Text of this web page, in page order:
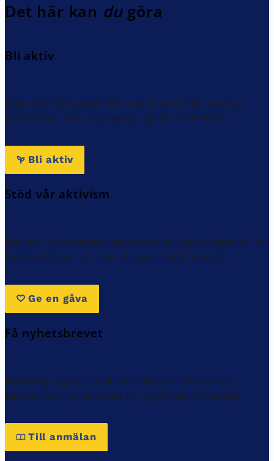
Det här kan dugöra
Bli aktiv
Återställ Våtmarker finns tack vare helt vanliga
människor som engagerar sig för framtiden.
Bli aktiv
Stöd vår aktivism
Här går dina pengar oavkortat till vårt arbete för en
kärleksfullare och mer demokratisk framtid.
Ge en gåva
Få nyhetsbrevet
Hålla dig uppdaterad om vad som ska hända
genom vårt nyhetsbrev (1 - 2 gånger / månad).
Till anmälan